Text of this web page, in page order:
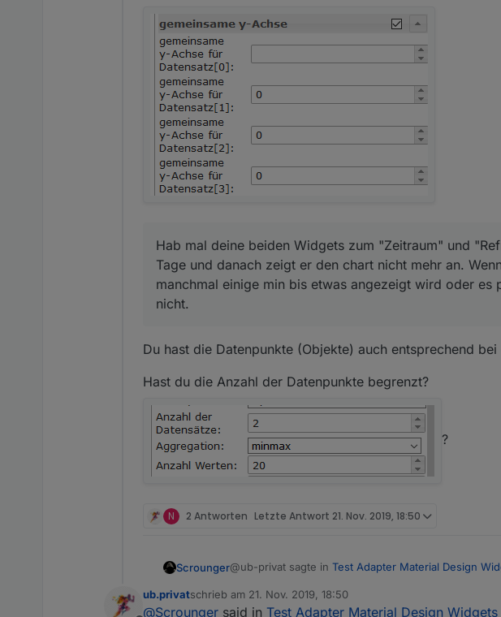
Hab mal deine beiden Widgets zum "Zeitraum" und
Tage und danach zeigt er den chart nicht mehr an.
manchmal einige min bis etwas angezeigt wird oder
nicht.
Du hast die Datenpunkte (Objekte) auch entsprechend
Hast du die Anzahl der Datenpunkte begrenzt?
?
N 2 Antworten Letzte Antwort 21. Nov. 2019, 18:50
Scrounger@ub-privat sagte in Test Adapter Material Design
ODER ist eventuell auch etwas Ganzes "geplant".
ub.privatschrieb am 21. Nov. 2019, 18:50
zuletzt editiert von
@Scrounger said in Test Adapter Material Design